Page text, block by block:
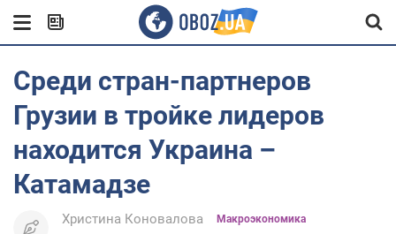
Среди стран-партнеров
Грузии в тройке лидеров
находится Украина –
Катамадзе
Христина Коновалова Mакроэкономика